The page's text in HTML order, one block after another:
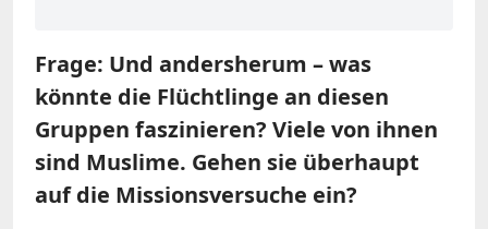
Frage: Und andersherum – was
könnte die Flüchtlinge an diesen
Gruppen faszinieren? Viele von ihnen
sind Muslime. Gehen sie überhaupt
auf die Missionsversuche ein?